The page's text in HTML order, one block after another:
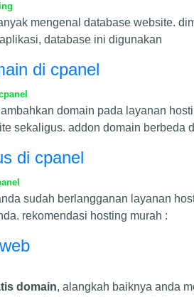
mengenal database website.
database ini digunakan
di cpanel
domain pada layanan
sekaligus. addon domain berbeda
di cpanel
sudah berlangganan layanan
rekomendasi hosting murah :
domain, alangkah baiknya anda